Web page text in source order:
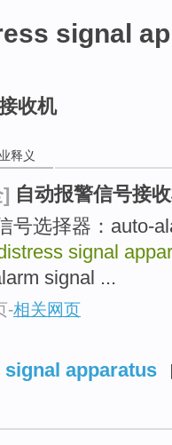
signal
收机
释义
自动报警信号接
号选择器：auto-
signal
signal ...
-相关网页
apparatus